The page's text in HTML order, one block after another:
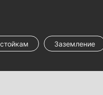
Заземление